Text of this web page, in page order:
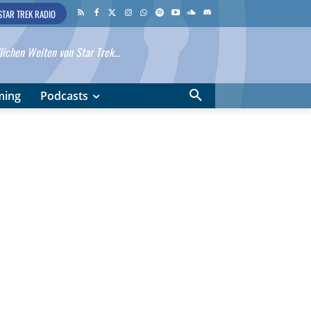
TREK RADIO
Weiten von Star Trek...
Podcasts